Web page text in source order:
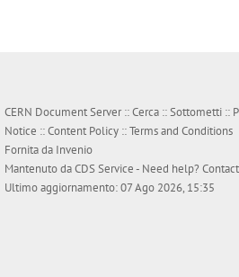
CERN Document Server ::Cerca ::Sottometti ::
Notice ::Content Policy ::Terms and Conditions
Fornita da Invenio
Mantenuto daCDS Service- Need help? Contact
Ultimo aggiornamento: 07 Ago 2026, 15:35